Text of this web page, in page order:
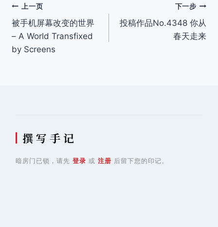
文
章
导
上一页
被手机屏幕改变的世界
– A World Transfixed
by Screens
下一步
投稿作品No.4348 你从
春天走来
撰 写 手 记
暗房门已锁，请先 登录 或 注册 后留下您的印记。